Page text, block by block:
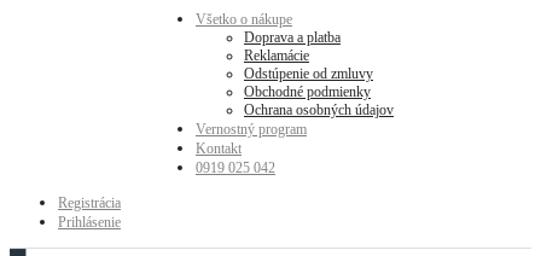
Všetko o nákupe
Doprava a platba
Reklamácie
Odstúpenie od zmluvy
Obchodné podmienky
Ochrana osobných údajov
Vernostný program
Kontakt
0919 025 042
Registrácia
Prihlásenie